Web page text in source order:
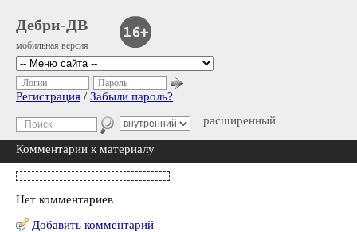
Дебри-ДВ
мобильная версия
расширенный
Логин Пароль
Регистрация / Забыли пароль?
Комментарии к материалу
Нет комментариев
Добавить комментарий